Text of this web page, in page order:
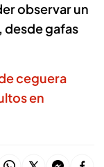
observar un
desde gafas
ceguera
en